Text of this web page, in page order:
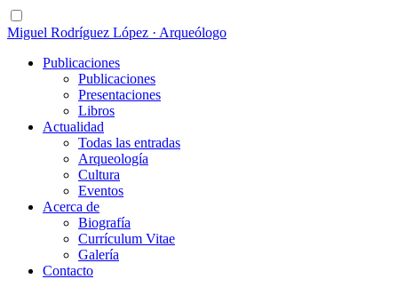
Miguel Rodríguez López · Arqueólogo
Publicaciones
Publicaciones
Presentaciones
Libros
Actualidad
Todas las entradas
Arqueología
Cultura
Eventos
Acerca de
Biografía
Currículum Vitae
Galería
Contacto